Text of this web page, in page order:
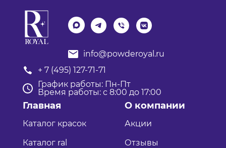
info@powderoyal.ru
+ 7 (495) 127-71-71
График работы: Пн-Пт
Время работы: с 8:00 до 17:00
Главная
Каталог красок
Каталог ral
О компании
Акции
Отзывы